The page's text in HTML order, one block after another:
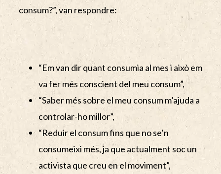
consum?”, van respondre:
“Em van dir quant consumia al mes i això em
va fer més conscient del meu consum”,
“Saber més sobre el meu consum m’ajuda a
controlar-ho millor”,
“Reduir el consum fins que no se’n
consumeixi més, ja que actualment soc un
activista que creu en el moviment”,